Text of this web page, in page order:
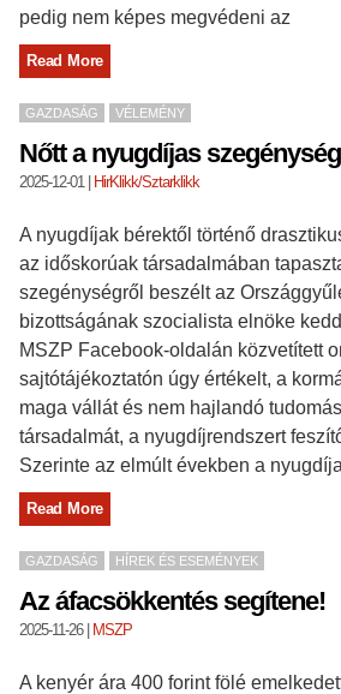
pedig nem képes megvédeni az
Read More
GAZDASÁG VÉLEMÉNY
Nőtt a nyugdíjas szegénység
2025-12-01| HirKlikk/Sztarklikk
A nyugdíjak bérektől történő
az időskorúak társadalmában
szegénységről beszélt az
bizottságának szocialista elnöke
MSZP Facebook-oldalán közvetített
sajtótájékoztatón úgy értékelt, a
maga vállát és nem hajlandó
társadalmát, a nyugdíjrendszert
Szerinte az elmúlt években a
Read More
GAZDASÁG HÍREK ÉS ESEMÉNYEK
Az áfacsökkentés segítene!
2025-11-26| MSZP
A kenyér ára 400 forint fölé